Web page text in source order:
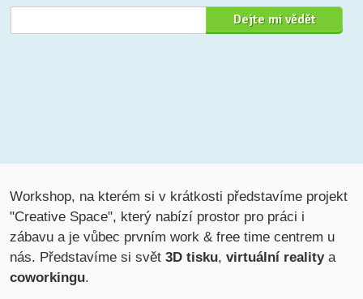
Workshop, na kterém si v krátkosti představíme projekt
"Creative Space", který nabízí prostor pro práci i
zábavu a je vůbec prvním work & free time centrem u
nás. Představíme si svět3D tisku,virtuální realitya
coworkingu.